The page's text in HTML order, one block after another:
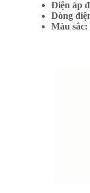
Điện áp
Dòng
Màu sắc: